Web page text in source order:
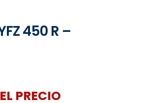
450 R –
PRECIO